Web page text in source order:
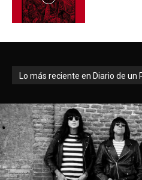
Lo más reciente en Diario de un